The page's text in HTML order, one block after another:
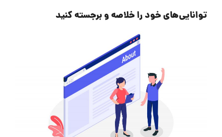
توانایی‌های خود را خلاصه و برجسته کنید